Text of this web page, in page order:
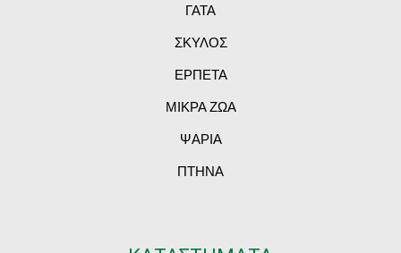
ΓΑΤΑ
ΣΚΥΛΟΣ
ΕΡΠΕΤΑ
ΜΙΚΡΑ ΖΩΑ
ΨΑΡΙΑ
ΠΤΗΝΑ